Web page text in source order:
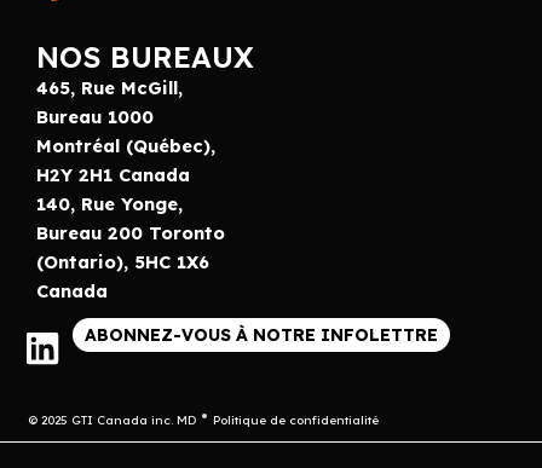
NOS BUREAUX
465, Rue McGill,
Bureau 1000
Montréal (Québec),
H2Y 2H1 Canada
140, Rue Yonge,
Bureau 200 Toronto
(Ontario), 5HC 1X6
Canada
ABONNEZ-VOUS À NOTRE INFOLETTRE
© 2025 GTI Canada inc. MD Politique de confidentialité